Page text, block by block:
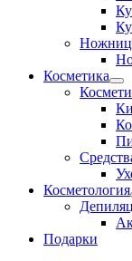
Косметика
Косметология
Подарки